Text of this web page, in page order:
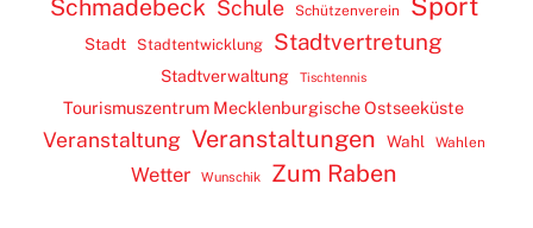
Schmadebeck Schule Schützenverein
Stadt Stadtentwicklung Stadtvertretung
Stadtverwaltung Tischtennis
Tourismuszentrum Mecklenburgische Ostseeküste
Veranstaltung Veranstaltungen Wahl Wahlen
Wetter Wunschik Zum Raben